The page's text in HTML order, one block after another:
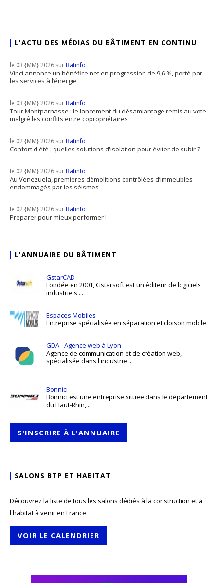
L'ACTU DES MÉDIAS DU BÂTIMENT EN CONTINU
le 03 {MM} 2026 surBatinfo
Vinci annonce un bénéfice net en progression de 9,6 %, porté par
les services à l’énergie
le 03 {MM} 2026 surBatinfo
Tour Montparnasse : le lancement du désamiantage remis au vote
malgré les conflits entre copropriétaires
le 02 {MM} 2026 surBatinfo
Confort d'été : quelles solutions d'isolation pour éviter de subir ?
le 02 {MM} 2026 surBatinfo
Au Venezuela, premières démolitions contrôlées d’immeubles
endommagés par les séismes
le 02 {MM} 2026 surBatinfo
Préparer pour mieux performer !
L'ANNUAIRE DU BÂTIMENT
GstarCAD
Fondée en 2001, Gstarsoft est un éditeur de logiciels
industriels ...
Espaces Mobiles
Entreprise spécialisée en séparation et cloison mobile
GDA - Agence web à Lyon
Agence de communication et de création web,
spécialisée dans l'industrie ...
Bonnici
Bonnici est une entreprise située dans le département
du Haut-Rhin,...
S'INSCRIRE À L'ANNUAIRE
SALONS BTP ET HABITAT
Découvrez la liste de tous les salons dédiés à la construction et à
l'habitat à venir en France.
VOIR LE CALENDRIER